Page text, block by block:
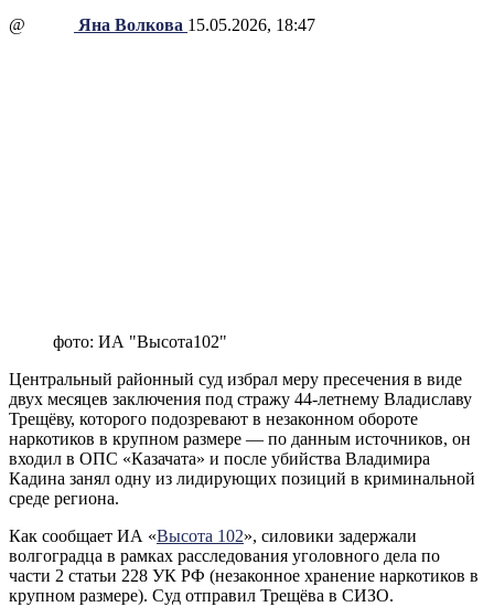
@ Яна Волкова 15.05.2026, 18:47
фото: ИА "Высота102"
Центральный районный суд избрал меру пресечения в виде
двух месяцев заключения под стражу 44-летнему Владиславу
Трещёву, которого подозревают в незаконном обороте
наркотиков в крупном размере — по данным источников, он
входил в ОПС «Казачата» и после убийства Владимира
Кадина занял одну из лидирующих позиций в криминальной
среде региона.
Как сообщает ИА «Высота 102», силовики задержали
волгоградца в рамках расследования уголовного дела по
части 2 статьи 228 УК РФ (незаконное хранение наркотиков в
крупном размере). Суд отправил Трещёва в СИЗО.